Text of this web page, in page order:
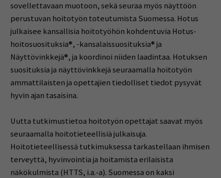
sovellettavaan muotoon, sekä seuraa myös näyttöön
perustuvan hoitotyön toteutumista Suomessa. Hotus
julkaisee kansallisia hoitotyöhön kohdentuvia Hotus-
hoitosuosituksia®, -kansalaissuosituksia® ja
Näyttövinkkejä®, ja koordinoi niiden laadintaa. Hotuksen
suosituksia ja näyttövinkkejä seuraamalla hoitotyön
ammattilaisten ja opettajien tiedolliset tiedot pysyvät
hyvin ajan tasaisina.
Uutta tutkimustietoa hoitotyön opettajat saavat myös
seuraamalla hoitotieteellisiä julkaisuja.
Hoitotieteellisessä tutkimuksessa tarkastellaan ihmisen
terveyttä, hyvinvointia ja hoitamista erilaisista
näkökulmista (HTTS, i.a.-a). Suomessa on kaksi